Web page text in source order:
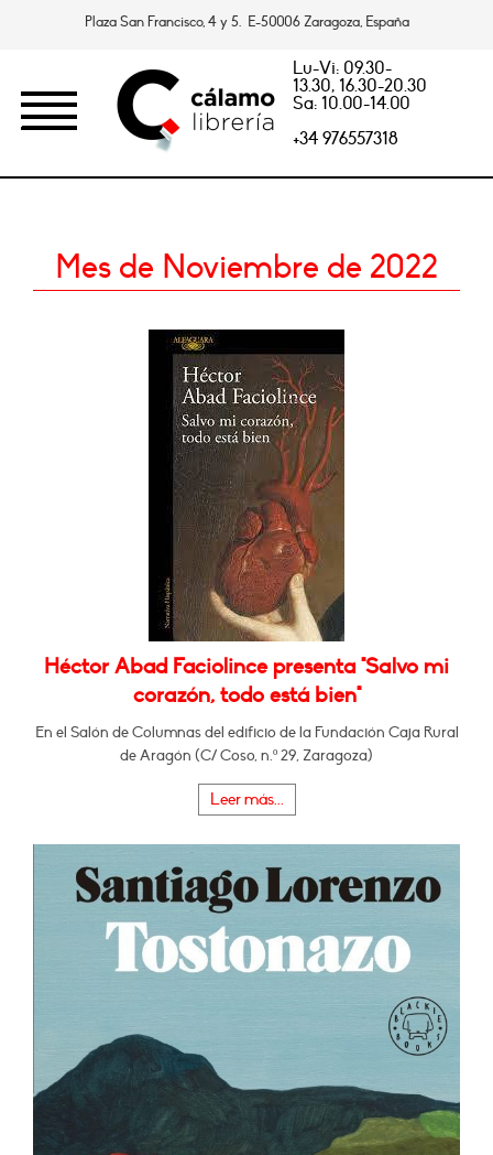
Plaza San Francisco, 4 y 5. E-50006 Zaragoza, España
Lu-Vi: 09.30-
13.30, 16.30-20.30
Sa: 10.00-14.00
+34 976557318
Mes de Noviembre de 2022
Héctor Abad Faciolince presenta "Salvo mi
corazón, todo está bien"
En el Salón de Columnas del edificio de la Fundación Caja Rural
de Aragón (C/ Coso, n.º 29, Zaragoza)
Leer más...